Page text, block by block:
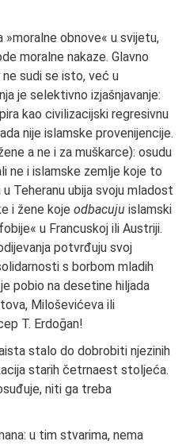
obnove« u svijetu,
moralne nakaze. Glavno
sudi se isto, već u
je selektivno izjašnjavanje:
kao civilizacijski regresivnu
nije islamske provenijencije.
a ne i za muškarce): osudu
ne i islamske zemlje koje to
Teheranu ubija svoju mladost
i žene koje odbacuju islamski
u Francuskoj ili Austriji.
potvrđuju svoj
s borbom mladih
pobio na desetine hiljada
Miloševićeva ili
T. Erdoğan!
stalo do dobrobiti njezinih
starih četrnaest stoljeća.
niti ga treba
u tim stvarima, nema